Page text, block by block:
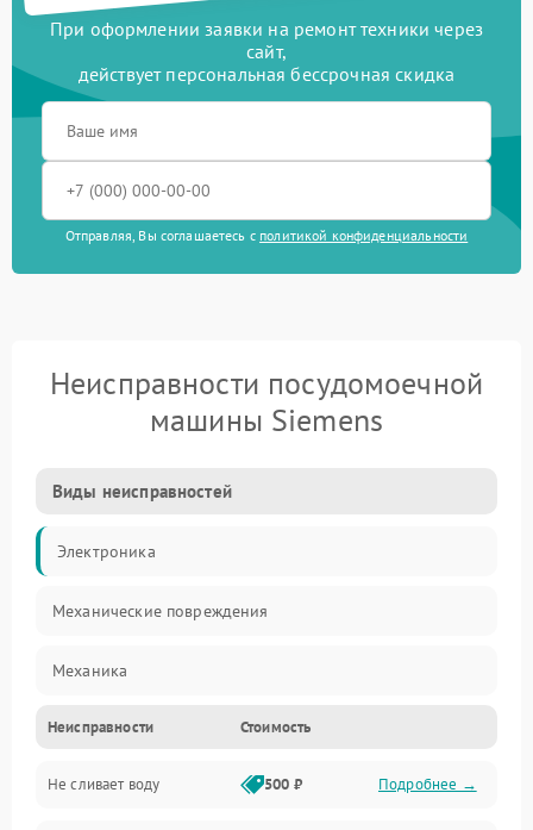
При оформлении заявки на ремонт техники через
сайт,
действует персональная бессрочная скидка
Отправляя, Вы соглашаетесь с политикой конфиденциальности
Неисправности посудомоечной
машины Siemens
Виды неисправностей
Электроника
Механические повреждения
Механика
Управление
Электропитание
Неисправности Стоимость
Не сливает воду 500 ₽ Подробнее →